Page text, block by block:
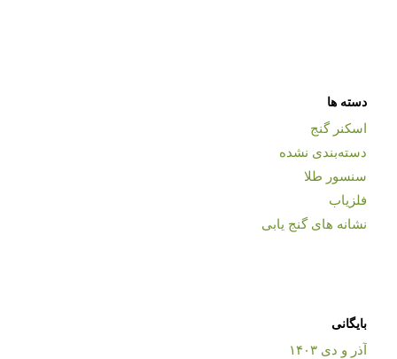
دسته ها
اسکنر گنج
دسته‌بندی نشده
سنسور طلا
فلزیاب
نشانه های گنج یابی
بایگانی
آذر و دی ۱۴۰۳